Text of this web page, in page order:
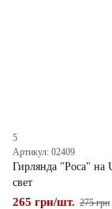
5
Артикул: 02409
Гирлянда "Роса" на
свет
265 грн/шт. 275 грн